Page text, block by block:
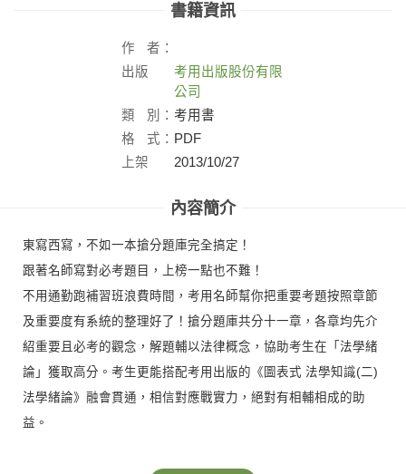
書籍資訊
作
者：
出版
考用出版股份有限
公司
類
別： 考用書
格
式： PDF
上架
2013/10/27
內容簡介
東寫西寫，不如一本搶分題庫完全搞定！
跟著名師寫對必考題目，上榜一點也不難！
不用通勤跑補習班浪費時間，考用名師幫你把重要考題按照章節
及重要度有系統的整理好了！搶分題庫共分十一章，各章均先介
紹重要且必考的觀念，解題輔以法律概念，協助考生在「法學緒
論」獲取高分。考生更能搭配考用出版的《圖表式 法學知識(二)
法學緒論》融會貫通，相信對應戰實力，絕對有相輔相成的助
益。